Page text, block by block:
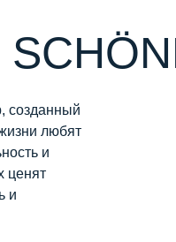
созданный
любят
и
ценят
и